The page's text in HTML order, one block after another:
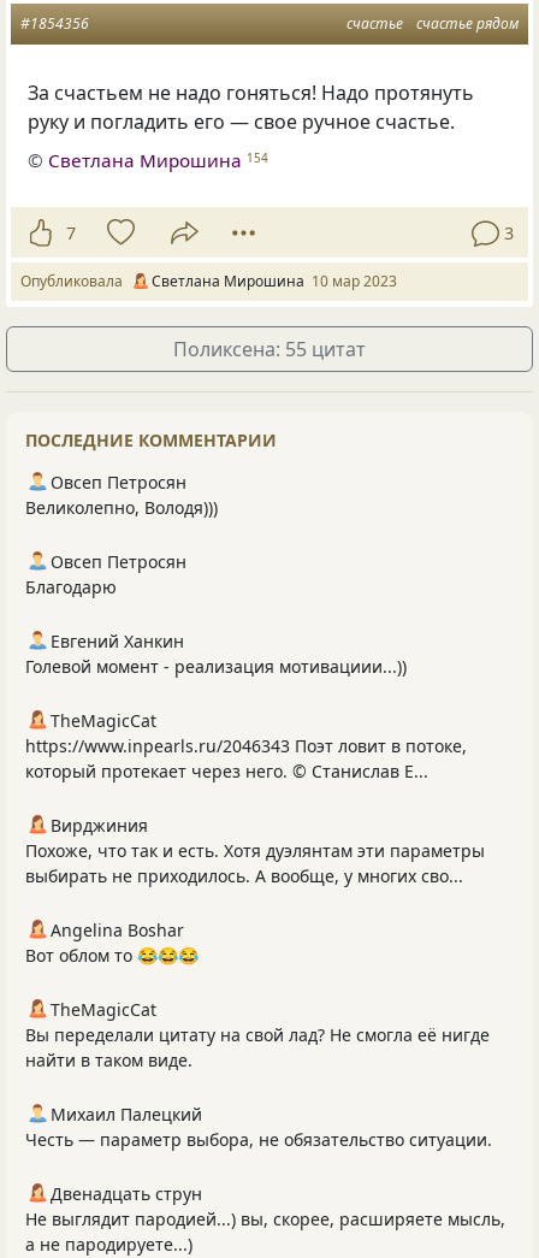
счастье счастье рядом
#1854356
За счастьем не надо гоняться! Надо протянуть
руку и погладить его — свое ручное счастье.
© Светлана Мирошина 154
7 3
Опубликовала Светлана Мирошина 10 мар 2023
Поликсена: 55 цитат
ПОСЛЕДНИЕ КОММЕНТАРИИ
Овсеп Петросян
Великолепно, Володя)))
Овсеп Петросян
Благодарю
Евгений Ханкин
Голевой момент - реализация мотивациии...))
TheMagicCat
https://www.inpearls.ru/2046343 Поэт ловит в потоке,
который протекает через него. © Станислав Е...
Вирджиния
Похоже, что так и есть. Хотя дуэлянтам эти параметры
выбирать не приходилось. А вообще, у многих сво...
Angelina Boshar
Вот облом то 😂😂😂
TheMagicCat
Вы переделали цитату на свой лад? Не смогла её нигде
найти в таком виде.
Михаил Палецкий
Честь — параметр выбора, не обязательство ситуации.
Двенадцать струн
Не выглядит пародией...) вы, скорее, расширяете мысль,
а не пародируете...)